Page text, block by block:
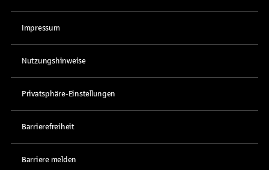
Impressum
Nutzungshinweise
Privatsphäre-Einstellungen
Barrierefreiheit
Barriere melden